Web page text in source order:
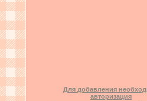
Для добавления
авторизация